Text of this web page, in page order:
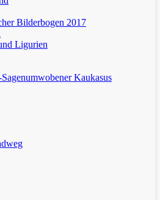
Bilderbogen 2017
Ligurien
Kaukasus